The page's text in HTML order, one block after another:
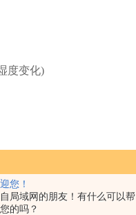
您！
局域网的朋友！有什么可以帮
的吗？
度变化)
状态保持性测试仪